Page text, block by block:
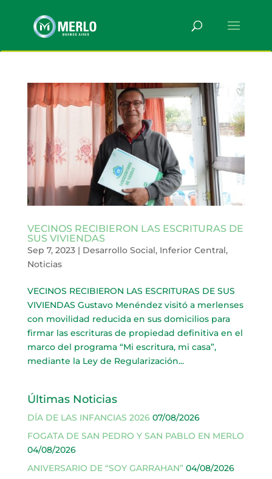
VECINOS RECIBIERON LAS ESCRITURAS DE
SUS VIVIENDAS
Sep 7, 2023| Desarrollo Social, Inferior Central,
Noticias
VECINOS RECIBIERON LAS ESCRITURAS DE SUS
VIVIENDAS Gustavo Menéndez visitó a merlenses
con movilidad reducida en sus domicilios para
firmar las escrituras de propiedad definitiva en el
marco del programa “Mi escritura, mi casa”,
mediante la Ley de Regularización...
Últimas Noticias
DÍA DE LAS INFANCIAS 2026 07/08/2026
FOGATA DE SAN PEDRO Y SAN PABLO EN MERLO
04/08/2026
ANIVERSARIO DE “SOY GARRAHAN” 04/08/2026